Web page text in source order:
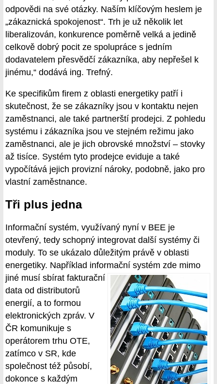
odpovědi na své otázky. Naším klíčovým heslem je
„zákaznická spokojenost“. Trh je už několik let
liberalizován, konkurence poměrně velká a jedině
celkově dobrý pocit ze spolupráce s jedním
dodavatelem přesvědčí zákazníka, aby nepřešel k
jinému,“ dodává ing. Trefný.
Ke specifikům firem z oblasti energetiky patří i
skutečnost, že se zákazníky jsou v kontaktu nejen
zaměstnanci, ale také partnerští prodejci. Z pohledu
systému i zákazníka jsou ve stejném režimu jako
zaměstnanci, ale je jich obrovské množství – stovky
až tisíce. Systém tyto prodejce eviduje a také
vypočítává jejich provizní nároky, podobně, jako pro
vlastní zaměstnance.
Tři plus jedna
Informační systém, využívaný nyní v BEE je
otevřený, tedy schopný integrovat další systémy či
moduly. To se ukázalo důležitým právě v oblasti
energetiky. Například informační systém zde mimo
jiné musí sbírat fakturační
data od distributorů
energií, a to formou
elektronických zpráv. V
ČR komunikuje s
operátorem trhu OTE,
zatímco v SR, kde
společnost též působí,
dokonce s každým